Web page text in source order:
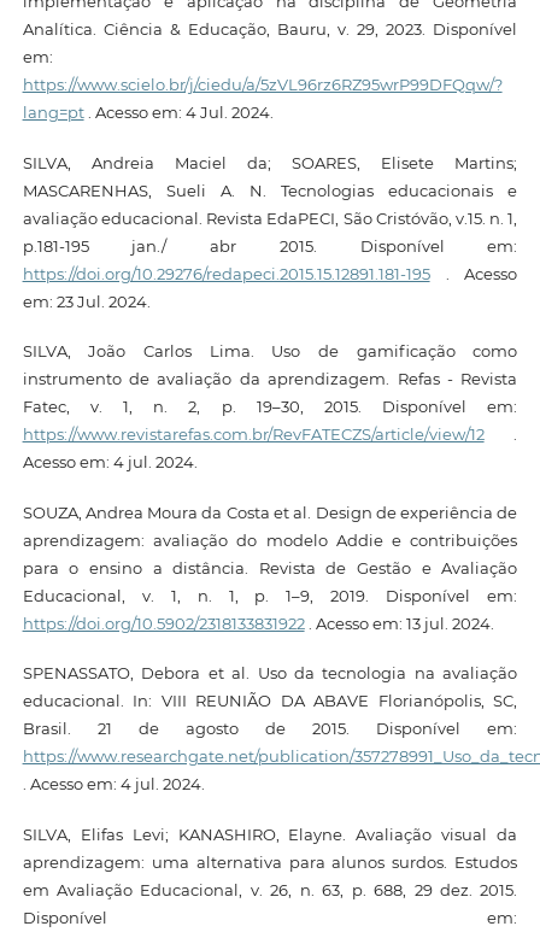
Analítica. Ciência & Educação, Bauru, v. 29, 2023. Disponível
em:
https://www.scielo.br/j/ciedu/a/5zVL96rz6RZ95wrP99DFQqw/?
lang=pt. Acesso em: 4 Jul. 2024.
SILVA, Andreia Maciel da; SOARES, Elisete Martins;
MASCARENHAS, Sueli A. N. Tecnologias educacionais e
avaliação educacional. Revista EdaPECI, São Cristóvão, v.15. n. 1,
p.181-195 jan./ abr 2015. Disponível em:
https://doi.org/10.29276/redapeci.2015.15.12891.181-195. Acesso
em: 23 Jul. 2024.
SILVA, João Carlos Lima. Uso de gamificação como
instrumento de avaliação da aprendizagem. Refas - Revista
Fatec, v. 1, n. 2, p. 19–30, 2015. Disponível em:
https://www.revistarefas.com.br/RevFATECZS/article/view/12.
Acesso em: 4 jul. 2024.
SOUZA, Andrea Moura da Costa et al. Design de experiência de
aprendizagem: avaliação do modelo Addie e contribuições
para o ensino a distância. Revista de Gestão e Avaliação
Educacional, v. 1, n. 1, p. 1–9, 2019. Disponível em:
https://doi.org/10.5902/2318133831922. Acesso em: 13 jul. 2024.
SPENASSATO, Debora et al. Uso da tecnologia na avaliação
educacional. In: VIII REUNIÃO DA ABAVE Florianópolis, SC,
Brasil. 21 de agosto de 2015. Disponível em:
https://www.researchgate.net/publication/
. Acesso em: 4 jul. 2024.
SILVA, Elifas Levi; KANASHIRO, Elayne. Avaliação visual da
aprendizagem: uma alternativa para alunos surdos. Estudos
em Avaliação Educacional, v. 26, n. 63, p. 688, 29 dez. 2015.
Disponível em: